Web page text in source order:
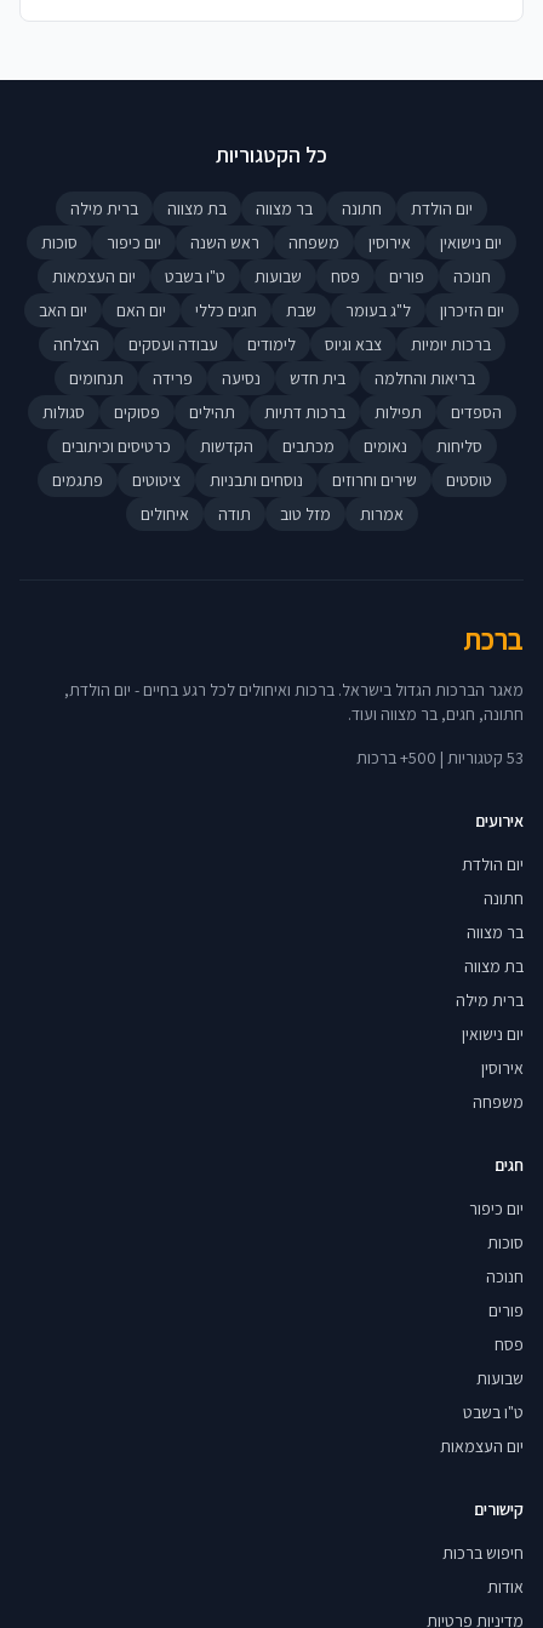
כל הקטגוריות
יום הולדת חתונה בר מצווה בת מצווה
ברית מילה
יום נישואין
אירוסין משפחה ראש השנה יום כיפור
סוכות
חנוכה
פורים פסח שבועות ט"ו בשבט
יום העצמאות
יום הזיכרון
ל"ג בעומר שבת חגים כללי יום האם
יום האב
ברכות יומיות
צבא וגיוס לימודים עבודה ועסקים
הצלחה
בריאות והחלמה
בית חדש נסיעה פרידה
תנחומים
הספדים
תפילות ברכות דתיות תהילים פסוקים
סגולות
סליחות
נאומים מכתבים הקדשות
כרטיסים וכיתובים
טוסטים
שירים וחרוזים נוסחים ותבניות ציטוטים
פתגמים
אמרות
מזל טוב תודה איחולים
ברכת
מאגר הברכות הגדול בישראל. ברכות ואיחולים לכל רגע בחיים - יום הולדת,
חתונה, חגים, בר מצווה ועוד.
53 קטגוריות | 500+ ברכות
אירועים
יום הולדת
חתונה
בר מצווה
בת מצווה
ברית מילה
יום נישואין
אירוסין
משפחה
חגים
יום כיפור
סוכות
חנוכה
פורים
פסח
שבועות
ט"ו בשבט
יום העצמאות
קישורים
חיפוש ברכות
אודות
מדיניות פרטיות